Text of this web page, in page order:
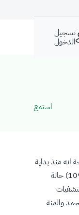
تسجيل
الدخول
استمع
انه منذ بداية
شهر رمضان الكريم تم تسجيل إجمالي (128) إصابة بالمرض في مكة المكرمة بين معتمرين ومواطنين ومقيمين منهم (4) أربعة فقط معتمرين من خارج المملكة و في المدينة المنورة تم تسجيل (109) حالة
والمنة